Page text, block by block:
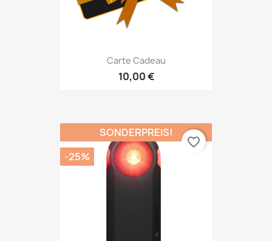
Carte Cadeau
10,00 €
SONDERPREIS!
-25%
favorite_border